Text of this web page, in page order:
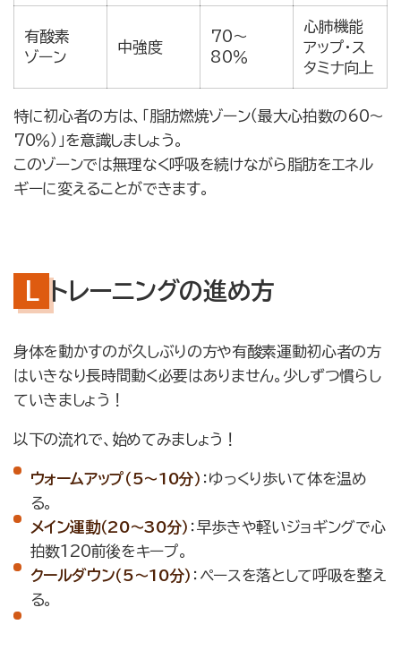
有酸素
ゾーン
中強度
70〜
80％
心肺機能
アップ・ス
タミナ向上
特に初心者の方は、「脂肪燃焼ゾーン（最大心拍数の60〜
70％）」を意識しましょう。
このゾーンでは無理なく呼吸を続けながら脂肪をエネル
ギーに変えることができます。
トレーニングの進め方
身体を動かすのが久しぶりの方や有酸素運動初心者の方
はいきなり長時間動く必要はありません。少しずつ慣らし
ていきましょう！
以下の流れで、始めてみましょう！
ウォームアップ（5〜10分） ：ゆっくり歩いて体を温め
る。
メイン運動（20〜30分） ：早歩きや軽いジョギングで心
拍数120前後をキープ。
クールダウン（5〜10分） ：ペースを落として呼吸を整え
る。